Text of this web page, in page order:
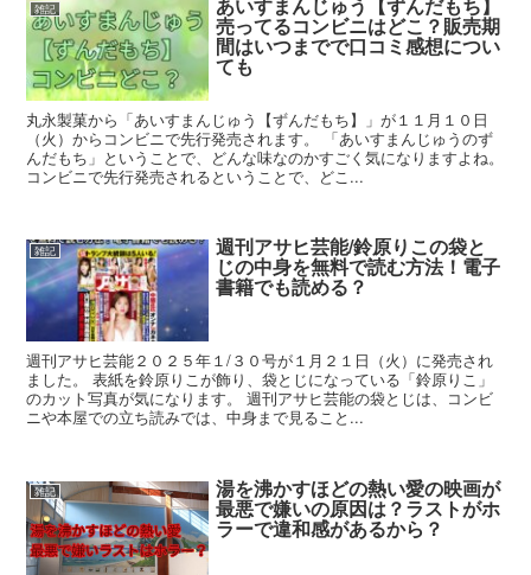
雑記
売ってるコンビニはどこ？販売期
間はいつまでで口コミ感想につい
ても
丸永製菓から「あいすまんじゅう【ずんだもち】」が１１月１０日
（火）からコンビニで先行発売されます。 「あいすまんじゅうのず
んだもち」ということで、どんな味なのかすごく気になりますよね。
コンビニで先行発売されるということで、どこ...
雑記 週刊アサヒ芸能/鈴原りこの袋と
じの中身を無料で読む方法！電子
書籍でも読める？
週刊アサヒ芸能２０２５年１/３０号が１月２１日（火）に発売され
ました。 表紙を鈴原りこが飾り、袋とじになっている「鈴原りこ」
のカット写真が気になります。 週刊アサヒ芸能の袋とじは、コンビ
ニや本屋での立ち読みでは、中身まで見ること...
雑記 湯を沸かすほどの熱い愛の映画が
最悪で嫌いの原因は？ラストがホ
ラーで違和感があるから？